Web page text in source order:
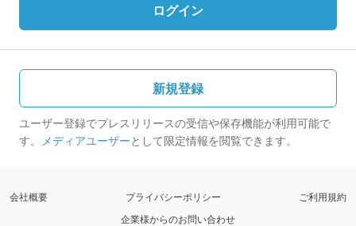
ログイン
新規登録
ユーザー登録でプレスリリースの受信や保存機能が利用可能で
す。 メディアユーザーとして限定情報を閲覧できます。
会社概要 プライバシーポリシー
ご利用規約
企業様からのお問い合わせ